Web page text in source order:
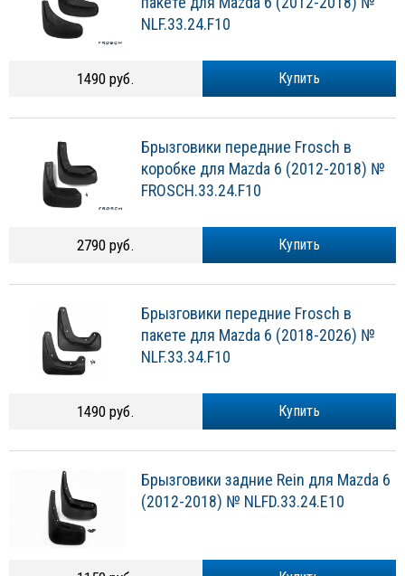
NLF.33.24.F10
Купить
1490 руб.
Брызговики передние Frosch в
коробке для Mazda 6 (2012-2018) №
FROSCH.33.24.F10
Купить
2790 руб.
Брызговики передние Frosch в
пакете для Mazda 6 (2018-2026) №
NLF.33.34.F10
Купить
1490 руб.
Брызговики задние Rein для Mazda 6
(2012-2018) № NLFD.33.24.E10